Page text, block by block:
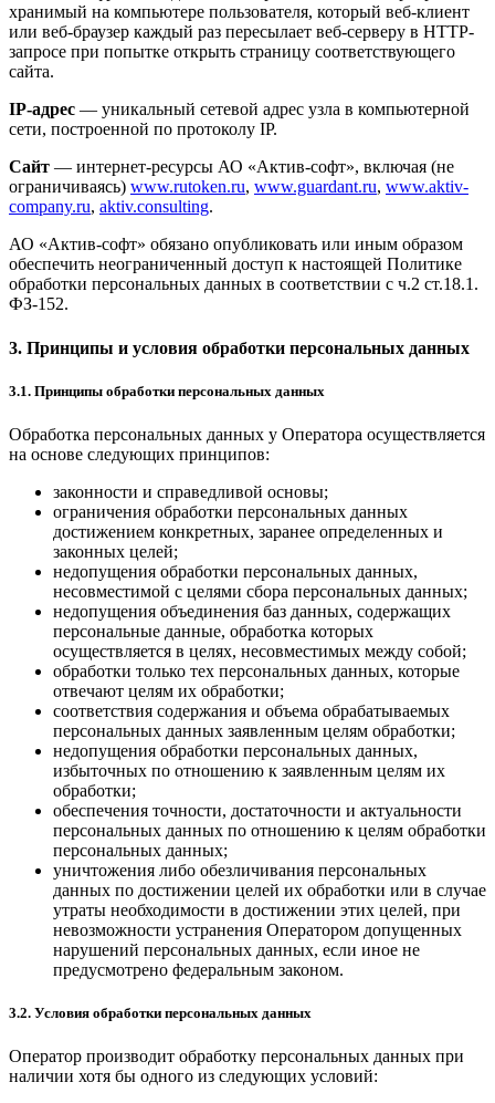
хранимый на компьютере пользователя, который веб-клиент
или веб-браузер каждый раз пересылает веб-серверу в HTTP-
запросе при попытке открыть страницу соответствующего
сайта.
IP-адрес — уникальный сетевой адрес узла в компьютерной
сети, построенной по протоколу IP.
Сайт — интернет-ресурсы АО «Актив-софт», включая (не
ограничиваясь) www.rutoken.ru, www.guardant.ru, www.aktiv-
company.ru, aktiv.consulting.
АО «Актив-софт» обязано опубликовать или иным образом
обеспечить неограниченный доступ к настоящей Политике
обработки персональных данных в соответствии с ч.2 ст.18.1.
ФЗ-152.
3. Принципы и условия обработки персональных данных
3.1. Принципы обработки персональных данных
Обработка персональных данных у Оператора осуществляется
на основе следующих принципов:
законности и справедливой основы;
ограничения обработки персональных данных
достижением конкретных, заранее определенных и
законных целей;
недопущения обработки персональных данных,
несовместимой с целями сбора персональных данных;
недопущения объединения баз данных, содержащих
персональные данные, обработка которых
осуществляется в целях, несовместимых между собой;
обработки только тех персональных данных, которые
отвечают целям их обработки;
соответствия содержания и объема обрабатываемых
персональных данных заявленным целям обработки;
недопущения обработки персональных данных,
избыточных по отношению к заявленным целям их
обработки;
обеспечения точности, достаточности и актуальности
персональных данных по отношению к целям обработки
персональных данных;
уничтожения либо обезличивания персональных
данных по достижении целей их обработки или в случае
утраты необходимости в достижении этих целей, при
невозможности устранения Оператором допущенных
нарушений персональных данных, если иное не
предусмотрено федеральным законом.
3.2. Условия обработки персональных данных
Оператор производит обработку персональных данных при
наличии хотя бы одного из следующих условий: